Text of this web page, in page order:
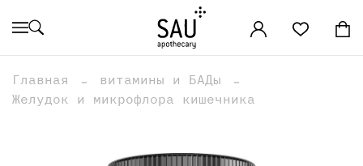
Главная
витамины и БАДы
Желудок и микрофлора кишечника